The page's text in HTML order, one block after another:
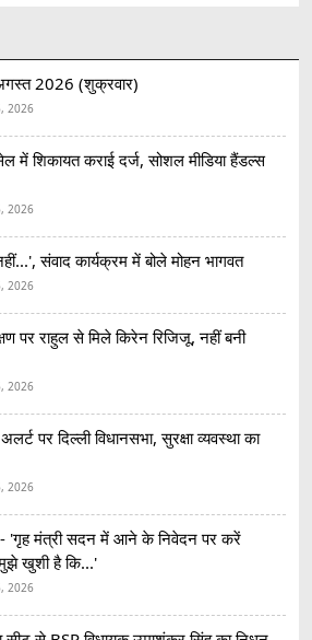
2026 (शुक्रवार)
2026
में शिकायत कराई दर्ज, सोशल मीडिया हैंडल्स
2026
संवाद कार्यक्रम में बोले मोहन भागवत
2026
पर राहुल से मिले किरेन रिजिजू, नहीं बनी
2026
पर दिल्ली विधानसभा, सुरक्षा व्यवस्था का
2026
- 'गृह मंत्री सदन में आने के निवेदन पर करें
खुशी है कि...'
2026